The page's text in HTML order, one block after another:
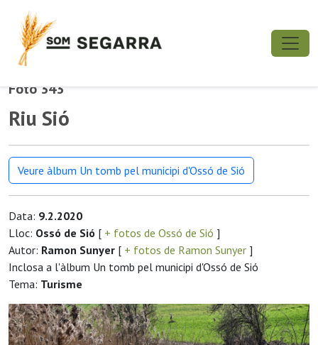
Foto 343
Riu Sió
Veure àlbum Un tomb pel municipi d'Ossó de Sió
Data: 9.2.2020
Lloc: Ossó de Sió [ + fotos de Ossó de Sió ]
Autor: Ramon Sunyer [ + fotos de Ramon Sunyer ]
Inclosa a l'àlbum Un tomb pel municipi d'Ossó de Sió
Tema: Turisme